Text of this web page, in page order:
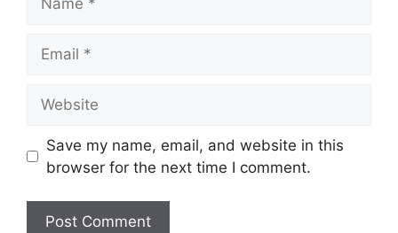
Save my name, email, and website in this
browser for the next time I comment.